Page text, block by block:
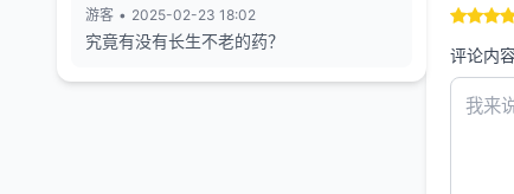
冬180克 五味子60 克
游客 • 2025-02-23 18:02
究竟有没有长生不老的药？
评论内